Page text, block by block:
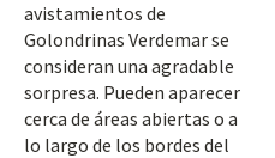
avistamientos de
Golondrinas Verdemar se
consideran una agradable
sorpresa. Pueden aparecer
cerca de áreas abiertas o a
lo largo de los bordes del